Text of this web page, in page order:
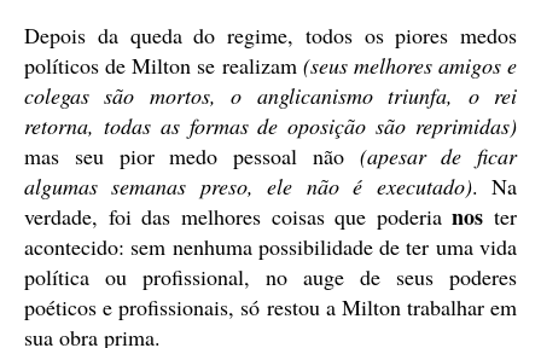
Depois da queda do regime, todos os piores medos
políticos de Milton se realizam (seus melhores amigos e
colegas são mortos, o anglicanismo triunfa, o rei
retorna, todas as formas de oposição são reprimidas)
mas seu pior medo pessoal não (apesar de ficar
algumas semanas preso, ele não é executado). Na
verdade, foi das melhores coisas que poderianos ter
acontecido: sem nenhuma possibilidade de ter uma vida
política ou profissional, no auge de seus poderes
poéticos e profissionais, só restou a Milton trabalhar em
sua obra prima.